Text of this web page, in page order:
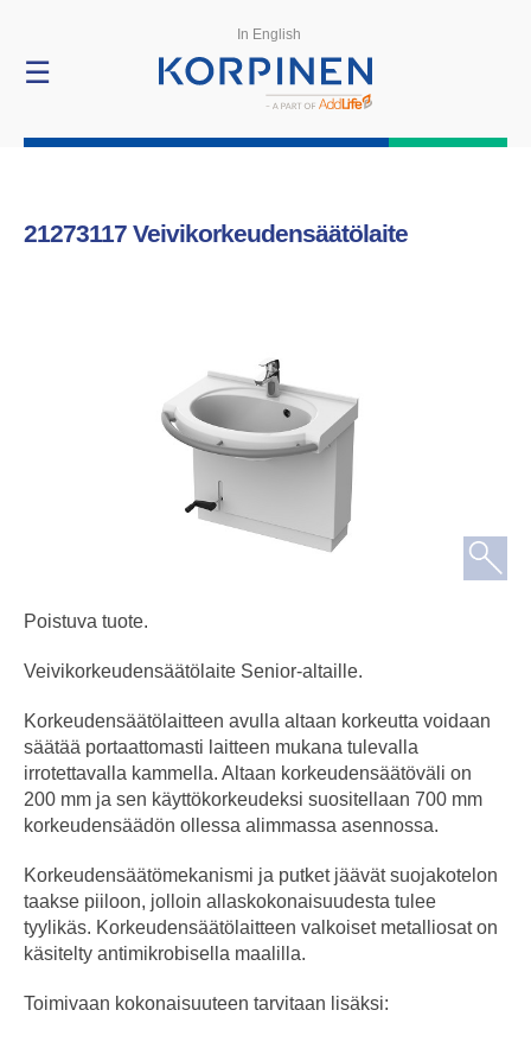
TuotteetIn English
☰
21273117 Veivikorkeudensäätölaite
Poistuva tuote.
Veivikorkeudensäätölaite Senior-altaille.
Korkeudensäätölaitteen avulla altaan korkeutta voidaan
säätää portaattomasti laitteen mukana tulevalla
irrotettavalla kammella. Altaan korkeudensäätöväli on
200 mm ja sen käyttökorkeudeksi suositellaan 700 mm
korkeudensäädön ollessa alimmassa asennossa.
Korkeudensäätömekanismi ja putket jäävät suojakotelon
taakse piiloon, jolloin allaskokonaisuudesta tulee
tyylikäs. Korkeudensäätölaitteen valkoiset metalliosat on
käsitelty antimikrobisella maalilla.
Toimivaan kokonaisuuteen tarvitaan lisäksi: